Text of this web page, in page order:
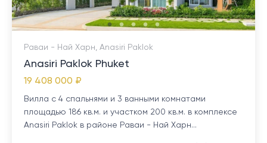
Раваи - Най Харн, Anasiri Paklok
Anasiri Paklok Phuket
19 408 000 ₽
Вилла с 4 спальнями и 3 ванными комнатами
площадью 186 кв.м. и участком 200 кв.м. в комплексе
Anasiri Paklok в районе Раваи - Най Харн...